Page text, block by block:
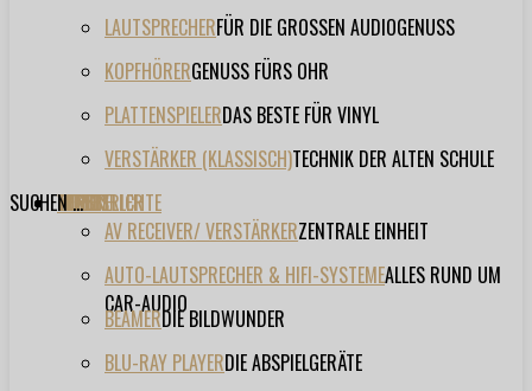
LAUTSPRECHERFÜR DIE GROSSEN AUDIOGENUSS
KOPFHÖRERGENUSS FÜRS OHR
PLATTENSPIELERDAS BESTE FÜR VINYL
VERSTÄRKER (KLASSISCH)TECHNIK DER ALTEN SCHULE
TESTBERICHTE
AV RECEIVER/ VERSTÄRKERZENTRALE EINHEIT
AUTO-LAUTSPRECHER & HIFI-SYSTEMEALLES RUND UM
CAR-AUDIO
BEAMERDIE BILDWUNDER
BLU-RAY PLAYERDIE ABSPIELGERÄTE
FORUM
FILME
VIDEOS
HERSTELLER
EVENT
SUCHEN ...